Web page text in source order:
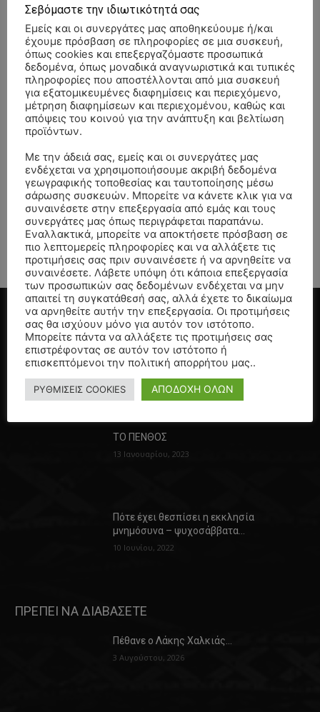
ΚΗΔΕΙΑ –
ΤΕΤΑΡΤΗ
23/8/2023 –
ΑΝΑΣΤΑΣΙΑ
ΠΑΝΑΓΙΩΤΙΔΟΥ
ΕΤΩΝ 91
Σερρών 22 Αυγούστου, 2023
ΚΑΠΝΟΦΥΤΟ ΣΙΝΤΙΚΗΣ
Διαβάστε περισσότερα
ΚΗΔΕΙΑ –
ΣΑΒΒΑΤΟ
19/8/2023 –
ΠΡΟΦΙΛΥΔΟΥ
ΕΤΩΝ 77
Σερρών 18 Αυγούστου, 2023
ΧΕΙΜΑΡΡΟΣ ΗΡΑΚΛΕΙΑΣ
Διαβάστε περισσότερα
ΑΡΘΡΑ
Ταφικό έθιμο: Γιατί οι Πόντιοι τρώνε στα
ταφία την Κυριακή του Θωμά…
12 Μαΐου, 2024
ΤΟ ΠΕΝΘΟΣ
13 Ιανουαρίου, 2023
Πότε έχει θεσπίσει η εκκλησία
μνημόσυνα – ψυχοσάββατα…
10 Ιουνίου, 2022
ΠΡΕΠΕΙ ΝΑ ΔΙΑΒΑΣΕΤΕ
Πέθανε ο Λάκης Χαλκιάς…
3 Αυγούστου, 2026
Σεβόμαστε την ιδιωτικότητά σας
Εμείς και οι συνεργάτες μας αποθηκεύουμε ή/και
έχουμε πρόσβαση σε πληροφορίες σε μια συσκευή,
όπως cookies και επεξεργαζόμαστε προσωπικά
δεδομένα, όπως μοναδικά αναγνωριστικά και τυπικές
πληροφορίες που αποστέλλονται από μια συσκευή
για εξατομικευμένες διαφημίσεις και περιεχόμενο,
μέτρηση διαφημίσεων και περιεχομένου, καθώς και
απόψεις του κοινού για την ανάπτυξη και βελτίωση
προϊόντων.
Με την άδειά σας, εμείς και οι συνεργάτες μας
ενδέχεται να χρησιμοποιήσουμε ακριβή δεδομένα
γεωγραφικής τοποθεσίας και ταυτοποίησης μέσω
σάρωσης συσκευών. Μπορείτε να κάνετε κλικ για να
συναινέσετε στην επεξεργασία από εμάς και τους
συνεργάτες μας όπως περιγράφεται παραπάνω.
Εναλλακτικά, μπορείτε να αποκτήσετε πρόσβαση σε
πιο λεπτομερείς πληροφορίες και να αλλάξετε τις
προτιμήσεις σας πριν συναινέσετε ή να αρνηθείτε να
συναινέσετε. Λάβετε υπόψη ότι κάποια επεξεργασία
των προσωπικών σας δεδομένων ενδέχεται να μην
απαιτεί τη συγκατάθεσή σας, αλλά έχετε το δικαίωμα
να αρνηθείτε αυτήν την επεξεργασία. Οι προτιμήσεις
σας θα ισχύουν μόνο για αυτόν τον ιστότοπο.
Μπορείτε πάντα να αλλάξετε τις προτιμήσεις σας
επιστρέφοντας σε αυτόν τον ιστότοπο ή
επισκεπτόμενοι την πολιτική απορρήτου μας..
ΡΥΘΜΙΣΕΙΣ COOKIES ΑΠΟΔΟΧΗ ΟΛΩΝ